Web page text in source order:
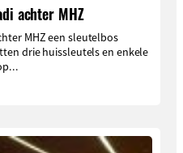
achter MHZ
MHZ een sleutelbos
drie huissleutels en enkele